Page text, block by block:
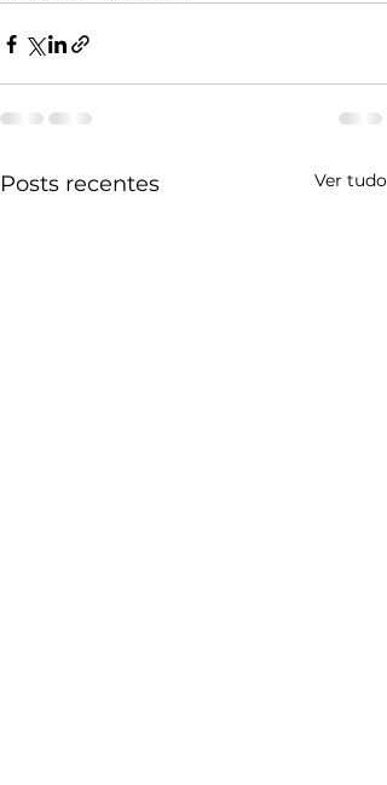
Posts recentes Ver tudo